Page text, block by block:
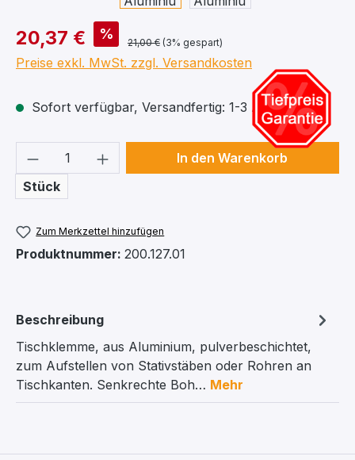
20,37 € %
21,00 € (3% gespart)
Preise exkl. MwSt. zzgl. Versandkosten
Sofort verfügbar, Versandfertig: 1-3 Arbeitstage
Produkt Anzahl: Gib den
Stück
In den Warenkorb
Zum Merkzettel hinzufügen
Produktnummer: 200.127.01
Beschreibung
Tischklemme, aus Aluminium, pulverbeschichtet,
zum Aufstellen von Stativstäben oder Rohren an
Tischkanten. Senkrechte Boh… Mehr